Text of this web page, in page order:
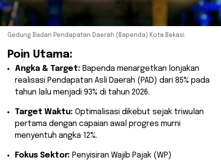
Gedung Badan Pendapatan Daerah (Bapenda) Kota Bekasi.
Poin Utama:
Angka & Target: Bapenda menargetkan lonjakan
realisasi Pendapatan Asli Daerah (PAD) dari 85% pada
tahun lalu menjadi 93% di tahun 2026.
Target Waktu: Optimalisasi dikebut sejak triwulan
pertama dengan capaian awal progres murni
menyentuh angka 12%.
Fokus Sektor: Penyisiran Wajib Pajak (WP)